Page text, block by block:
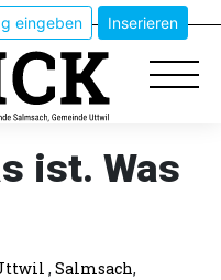
eingeben Inserieren
ist. Was
,Salmsach,